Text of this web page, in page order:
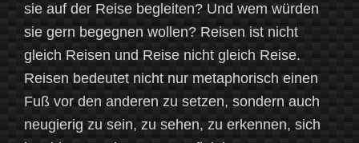
sie auf der Reise begleiten? Und wem würden
sie gern begegnen wollen? Reisen ist nicht
gleich Reisen und Reise nicht gleich Reise.
Reisen bedeutet nicht nur metaphorisch einen
Fuß vor den anderen zu setzen, sondern auch
neugierig zu sein, zu sehen, zu erkennen, sich